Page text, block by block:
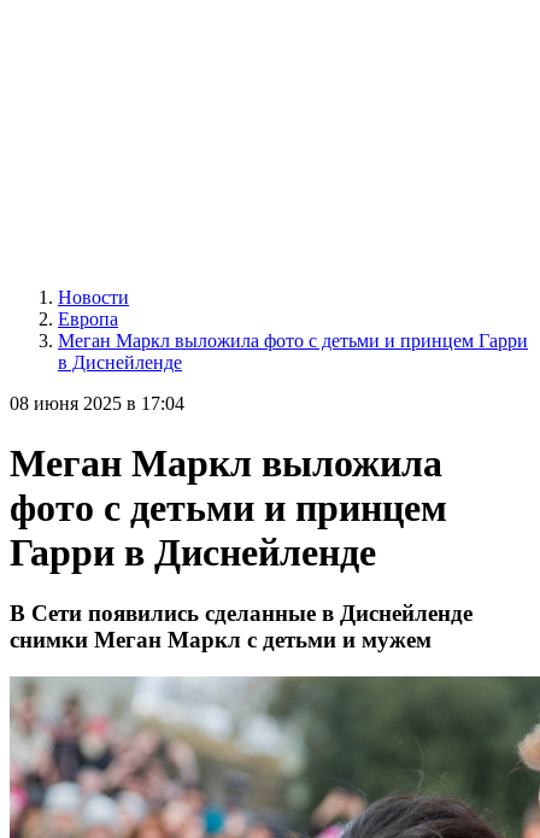
Новости
Европа
Меган Маркл выложила фото с детьми и принцем Гарри
в Диснейленде
08 июня 2025 в 17:04
Меган Маркл выложила
фото с детьми и принцем
Гарри в Диснейленде
В Сети появились сделанные в Диснейленде
снимки Меган Маркл с детьми и мужем